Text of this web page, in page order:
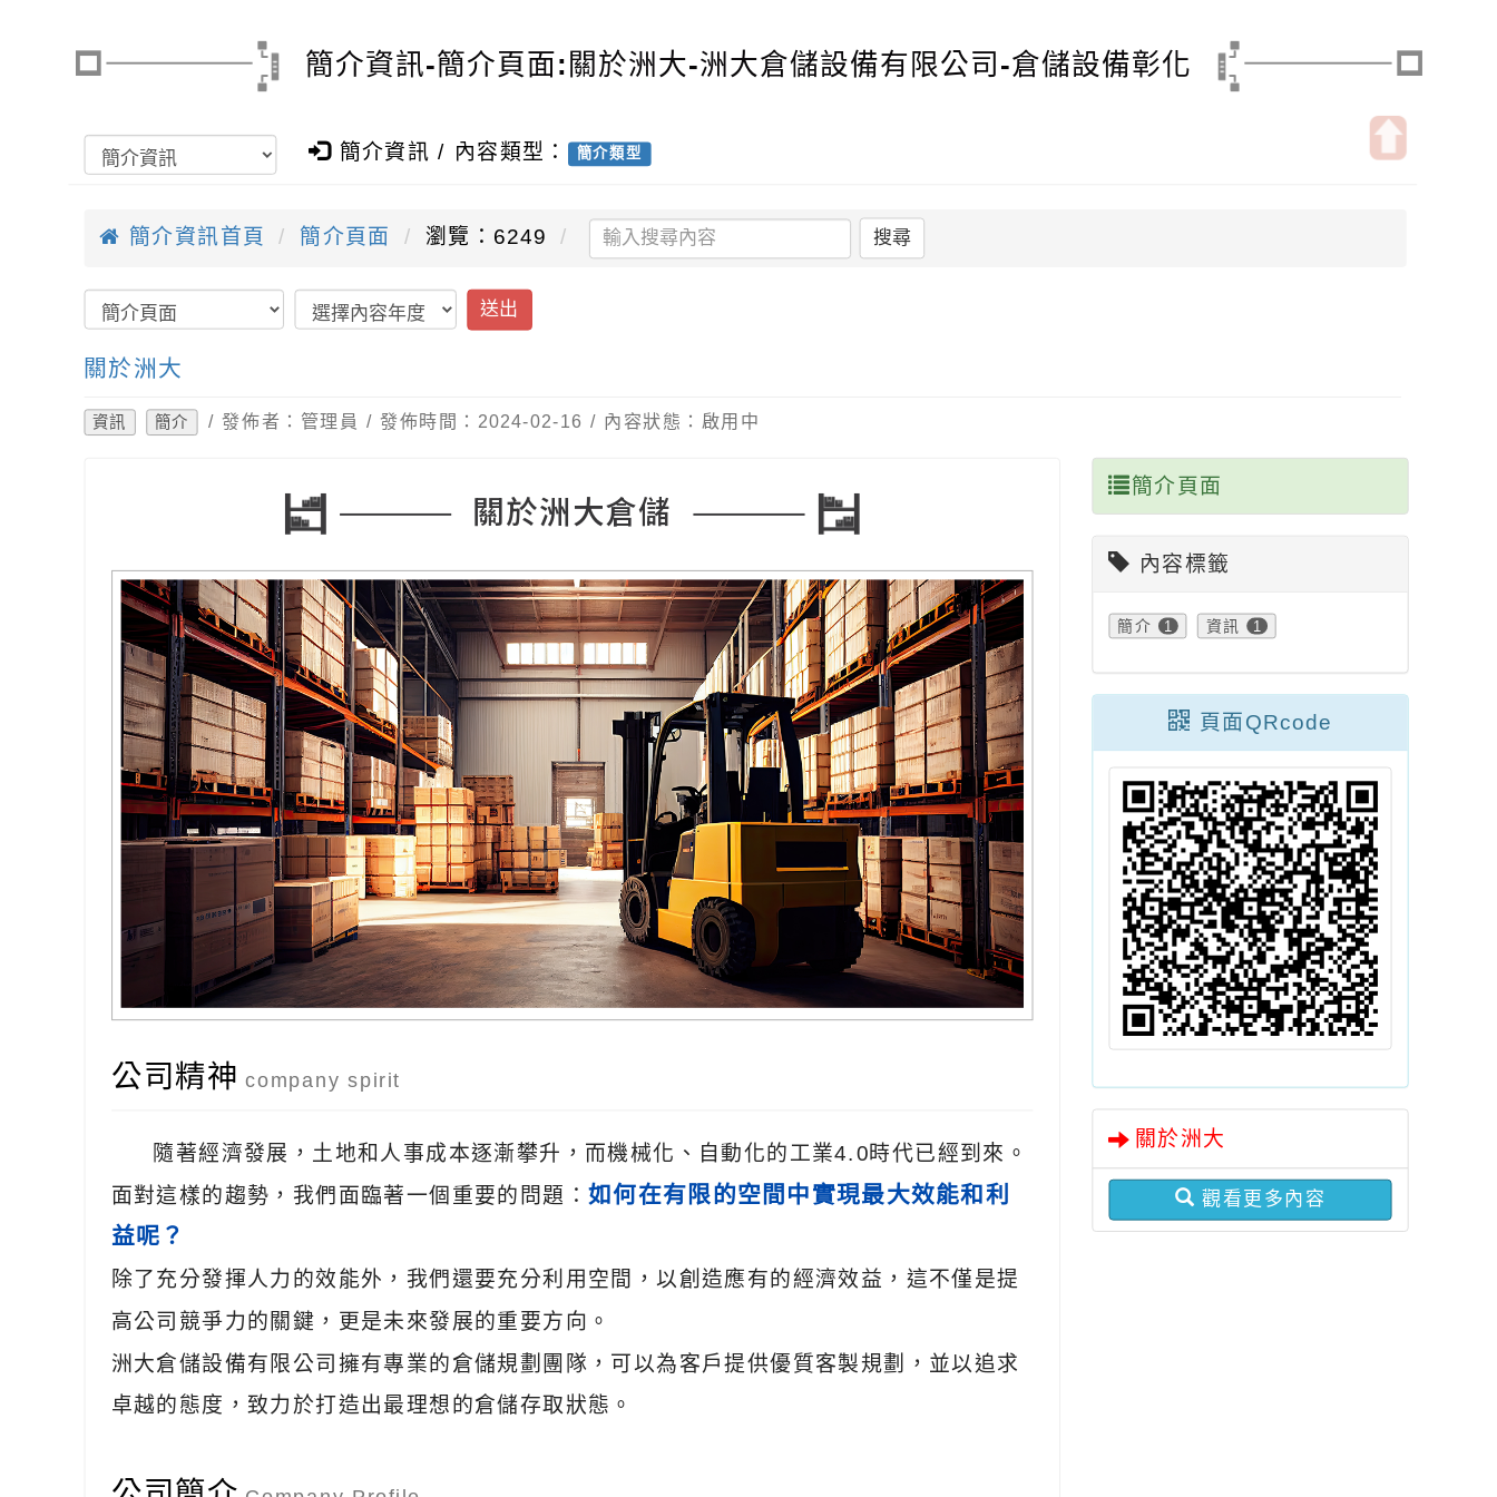
簡介資訊-簡介頁面:關於洲大-洲大倉儲設備有限公司-倉儲設備彰化
簡介資訊 / 內容類型： 簡介類型
簡介資訊首頁 簡介頁面 瀏覽：6249 搜尋
送出
關於洲大
資訊 簡介 / 發佈者：管理員 / 發佈時間：2024-02-16 / 內容狀態：啟用中
關於洲大倉儲
公司精神 company spirit
隨著經濟發展，土地和人事成本逐漸攀升，而機械化、自動化的工業4.0時代已經到來。
面對這樣的趨勢，我們面臨著一個重要的問題：如何在有限的空間中實現最大效能和利
益呢？
除了充分發揮人力的效能外，我們還要充分利用空間，以創造應有的經濟效益，這不僅是提
高公司競爭力的關鍵，更是未來發展的重要方向。
洲大倉儲設備有限公司擁有專業的倉儲規劃團隊，可以為客戶提供優質客製規劃，並以追求
卓越的態度，致力於打造出最理想的倉儲存取狀態。
簡介頁面
內容標籤
簡介 1 資訊 1
頁面QRcode
關於洲大
觀看更多內容